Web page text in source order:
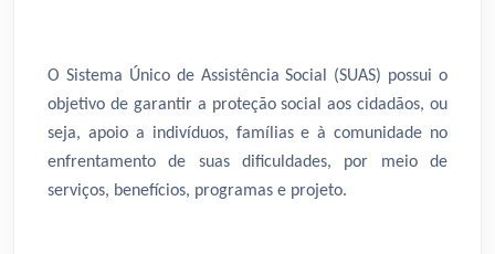
O Sistema Único de Assistência Social (SUAS) possui o
objetivo de garantir a proteção social aos cidadãos, ou
seja, apoio a indivíduos, famílias e à comunidade no
enfrentamento de suas dificuldades, por meio de
serviços, benefícios, programas e projeto.